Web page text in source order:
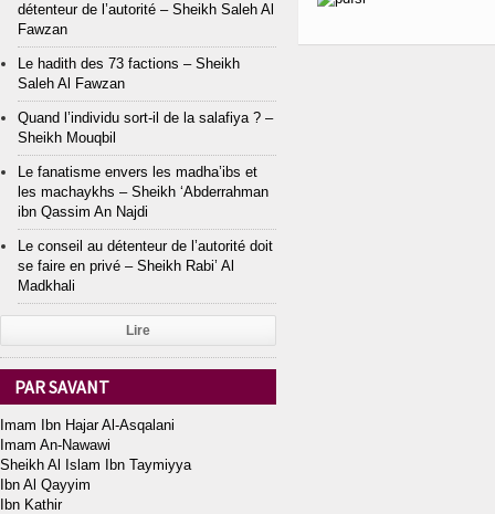
détenteur de l’autorité – Sheikh Saleh Al
Fawzan
Le hadith des 73 factions – Sheikh
Saleh Al Fawzan
Quand l’individu sort-il de la salafiya ? –
Sheikh Mouqbil
Le fanatisme envers les madha’ibs et
les machaykhs – Sheikh ‘Abderrahman
ibn Qassim An Najdi
Le conseil au détenteur de l’autorité doit
se faire en privé – Sheikh Rabi’ Al
Madkhali
Lire
PAR SAVANT
Imam Ibn Hajar Al-Asqalani
Imam An-Nawawi
Sheikh Al Islam Ibn Taymiyya
Ibn Al Qayyim
Ibn Kathir